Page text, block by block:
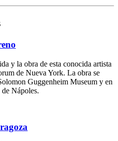
y la obra de esta conocida artista
de Nueva York. La obra se
Guggenheim Museum y en
Nápoles.